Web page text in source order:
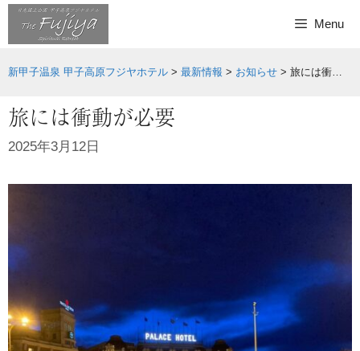
Skip
Menu
新甲子温泉 甲子高原フジヤホテル > 最新情報 > お知らせ > 旅には衝動が必要
旅には衝動が必要
2025年3月12日